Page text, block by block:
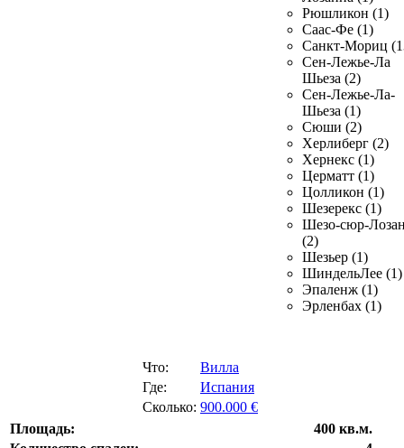
Рюшликон (1)
Саас-Фе (1)
Санкт-Мориц
Сен-Лежье-Ла
Шьеза (2)
Сен-Лежье-Ла-
Шьеза (1)
Сюши (2)
Херлиберг (2)
Хернекс (1)
Церматт (1)
Цолликон (1)
Шезерекс (1)
Шезо-сюр-
(2)
Шезьер (1)
ШиндельЛее (1)
Эпаленж (1)
Эрленбах (1)
Что:
Вилла
Где:
Испания
Сколько: 900.000 €
Площадь:
400 кв.м.